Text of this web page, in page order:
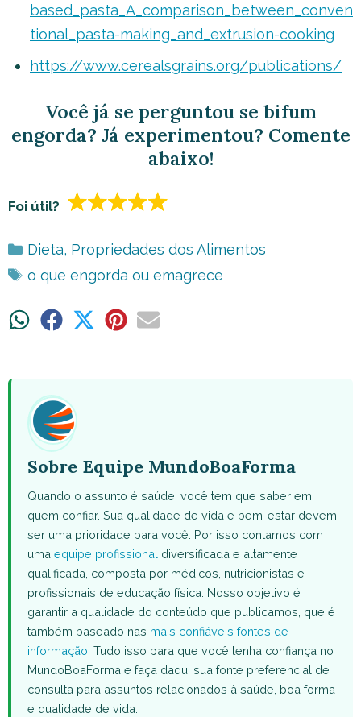
based_pasta_A_comparison_between_conven
tional_pasta-making_and_extrusion-cooking
https://www.cerealsgrains.org/publications/
Você já se perguntou se bifum
engorda? Já experimentou? Comente
abaixo!
Foi útil?
Categorias
Dieta, Propriedades dos Alimentos
Tags
o que engorda ou emagrece
ShareShare ShareShareShare
Sobre Equipe MundoBoaForma
Quando o assunto é saúde, você tem que saber em
quem confiar. Sua qualidade de vida e bem-estar devem
ser uma prioridade para você. Por isso contamos com
uma equipe profissional diversificada e altamente
qualificada, composta por médicos, nutricionistas e
profissionais de educação física. Nosso objetivo é
garantir a qualidade do conteúdo que publicamos, que é
também baseado nas mais confiáveis fontes de
informação . Tudo isso para que você tenha confiança no
MundoBoaForma e faça daqui sua fonte preferencial de
consulta para assuntos relacionados à saúde, boa forma
e qualidade de vida.